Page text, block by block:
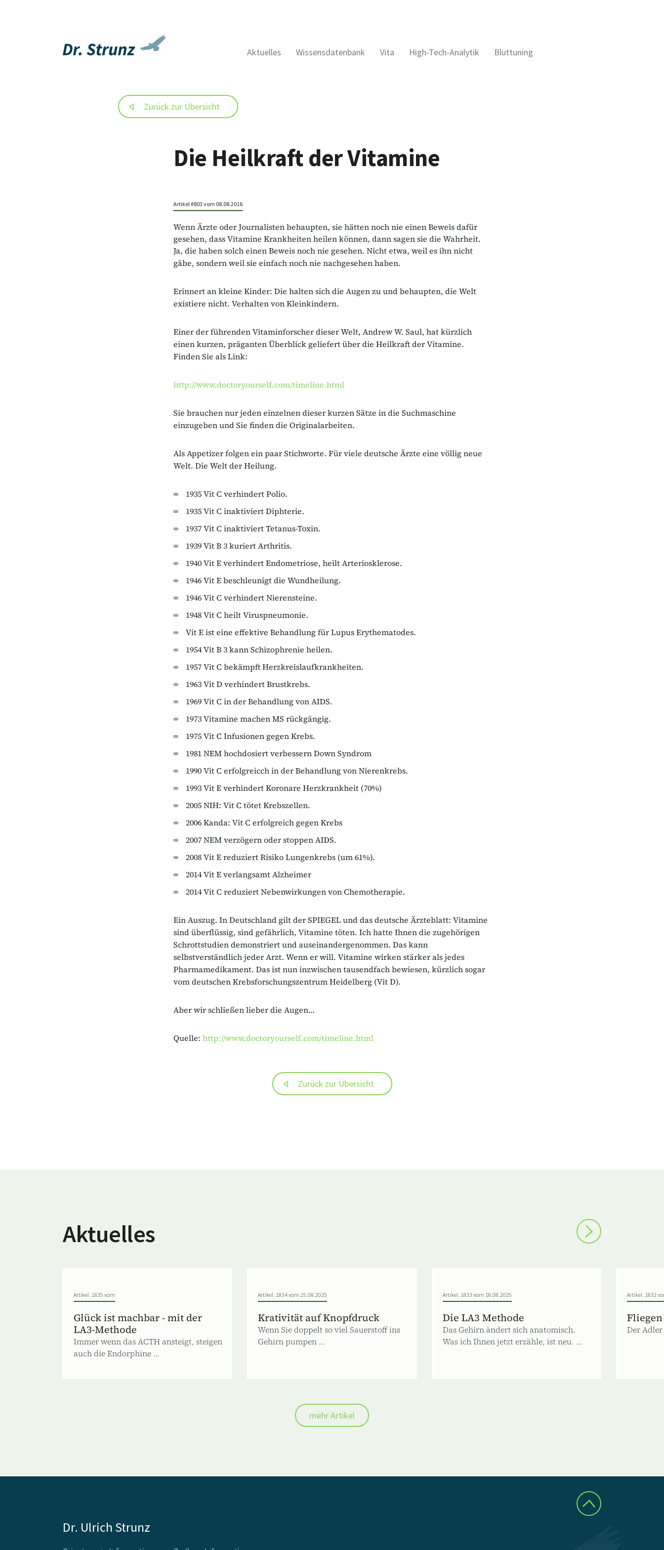
Aktuelles Wissensdatenbank Vita High-Tech-Analytik Bluttuning
Zurück zur Übersicht
Die Heilkraft der Vitamine
Artikel #803 vom 08.08.2016
Wenn Ärzte oder Journalisten behaupten, sie hätten noch nie einen Beweis dafür
gesehen, dass Vitamine Krankheiten heilen können, dann sagen sie die Wahrheit.
Ja, die haben solch einen Beweis noch nie gesehen. Nicht etwa, weil es ihn nicht
gäbe, sondern weil sie einfach noch nie nachgesehen haben.
Erinnert an kleine Kinder: Die halten sich die Augen zu und behaupten, die Welt
existiere nicht. Verhalten von Kleinkindern.
Einer der führenden Vitaminforscher dieser Welt, Andrew W. Saul, hat kürzlich
einen kurzen, präganten Überblick geliefert über die Heilkraft der Vitamine.
Finden Sie als Link:
http://www.doctoryourself.com/timeline.html
Sie brauchen nur jeden einzelnen dieser kurzen Sätze in die Suchmaschine
einzugeben und Sie finden die Originalarbeiten.
Als Appetizer folgen ein paar Stichworte. Für viele deutsche Ärzte eine völlig neue
Welt. Die Welt der Heilung.
1935 Vit C verhindert Polio.
1935 Vit C inaktiviert Diphterie.
1937 Vit C inaktiviert Tetanus-Toxin.
1939 Vit B 3 kuriert Arthritis.
1940 Vit E verhindert Endometriose, heilt Arteriosklerose.
1946 Vit E beschleunigt die Wundheilung.
1946 Vit C verhindert Nierensteine.
1948 Vit C heilt Viruspneumonie.
Vit E ist eine effektive Behandlung für Lupus Erythematodes.
1954 Vit B 3 kann Schizophrenie heilen.
1957 Vit C bekämpft Herzkreislaufkrankheiten.
1963 Vit D verhindert Brustkrebs.
1969 Vit C in der Behandlung von AIDS.
1973 Vitamine machen MS rückgängig.
1975 Vit C Infusionen gegen Krebs.
1981 NEM hochdosiert verbessern Down Syndrom
1990 Vit C erfolgreicch in der Behandlung von Nierenkrebs.
1993 Vit E verhindert Koronare Herzkrankheit (70%)
2005 NIH: Vit C tötet Krebszellen.
2006 Kanda: Vit C erfolgreich gegen Krebs
2007 NEM verzögern oder stoppen AIDS.
2008 Vit E reduziert Risiko Lungenkrebs (um 61%).
2014 Vit E verlangsamt Alzheimer
2014 Vit C reduziert Nebenwirkungen von Chemotherapie.
Ein Auszug. In Deutschland gilt der SPIEGEL und das deutsche Ärzteblatt: Vitamine
sind überflüssig, sind gefährlich, Vitamine töten. Ich hatte Ihnen die zugehörigen
Schrottstudien demonstriert und auseinandergenommen. Das kann
selbstverständlich jeder Arzt. Wenn er will. Vitamine wirken stärker als jedes
Pharmamedikament. Das ist nun inzwischen tausendfach bewiesen, kürzlich sogar
vom deutschen Krebsforschungszentrum Heidelberg (Vit D).
Aber wir schließen lieber die Augen…
Quelle: http://www.doctoryourself.com/timeline.html
Zurück zur Übersicht
Aktuelles
Artikel .1835 vom
Glück ist machbar - mit der
LA3-Methode
Immer wenn das ACTH ansteigt, steigen
auch die Endorphine ...
Artikel .1834 vom 25.08.2025
Krativität auf Knopfdruck
Wenn Sie doppelt so viel Sauerstoff ins
Gehirn pumpen ...
Artikel .1833 vom 18.08.2025
Die LA3 Methode
Das Gehirn ändert sich anatomisch.
Was ich Ihnen jetzt erzähle, ist neu. ...
Artikel .1832
Der
mehr Artikel
Dr. Ulrich Strunz